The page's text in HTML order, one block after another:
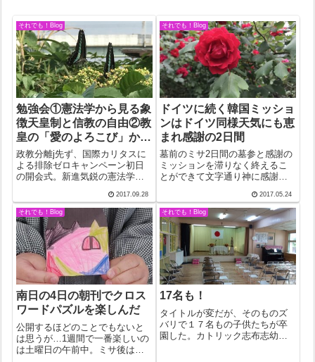
それでも！Blog
勉強会①憲法学から見る象
徴天皇制と信教の自由②教
皇の「愛のよろこび」から
家庭の諸事項へのアプロー
チ
政教分離j先ず、国際カリタスに
よる排除ゼロキャンペーン初日
の開会式。新進気鋭の憲法学者
政教分離の解説から。フランス
とアメリカの違いは興味深かっ
た。フランスは強い国家と強い
宗教（カトリック）を切り離す
ことで両者の...
2017.09.28
それでも！Blog
ドイツに続く韓国ミッショ
ンはドイツ同様天気にも恵
まれ感謝の2日間
墓前のミサ2日間の墓参と感謝の
ミッションを滞りなく終えるこ
とができて文字通り神に感謝。
日の墓前ミサは後援会の都合で
昨日23日午前11時に変更。墓地
はインチョン市内から40分ほど
の丘の上。広大な教会墓地の一
角は聖...
2017.05.24
それでも！Blog
南日の4日の朝刊でクロス
ワードパズルを楽しんだ
公開するほどのことでもないと
は思うが…1週間で一番楽しいの
は土曜日の午前中。ミサ後は、
それでも！Blog
17名も！
タイトルが変だが、そのものズ
バリで１７名もの子供たちが卒
園した。カトリック志布志幼稚